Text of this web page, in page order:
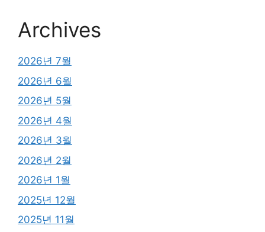
Archives
2026년 7월
2026년 6월
2026년 5월
2026년 4월
2026년 3월
2026년 2월
2026년 1월
2025년 12월
2025년 11월